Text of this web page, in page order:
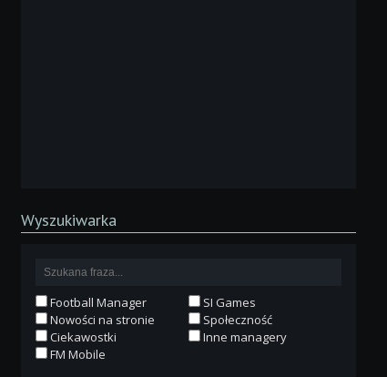
Wyszukiwarka
Football Manager
SI Games
Nowości na stronie
Społeczność
Ciekawostki
Inne managery
FM Mobile